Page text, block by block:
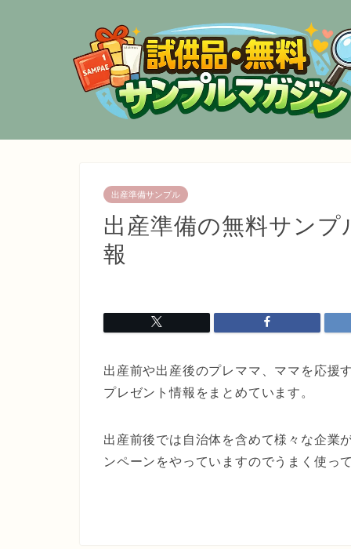
出産準備サンプル
出産準備の無料サン
報
出産前や出産後のプレママ、ママを応援
プレゼント情報をまとめています。
出産前後では自治体を含めて様々な企業
ンペーンをやっていますのでうまく使っ